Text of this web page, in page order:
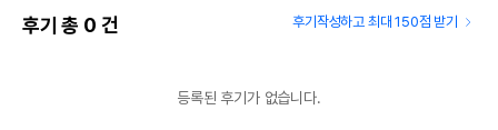
후기 총 0 건 후기작성하고 최대 150점 받기
등록된 후기가 없습니다.